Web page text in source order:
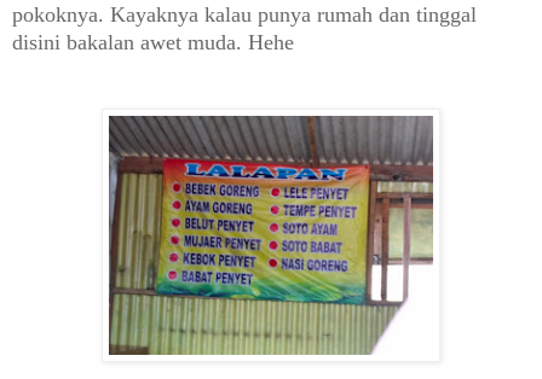
pokoknya. Kayaknya kalau punya rumah dan tinggal
disini bakalan awet muda. Hehe